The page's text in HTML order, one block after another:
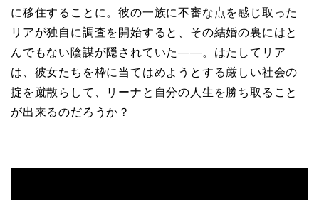
に移住することに。彼の一族に不審な点を感じ取った
リアが独自に調査を開始すると、その結婚の裏にはと
んでもない陰謀が隠されていた——。はたしてリア
は、彼女たちを枠に当てはめようとする厳しい社会の
掟を蹴散らして、リーナと自分の人生を勝ち取ること
が出来るのだろうか？